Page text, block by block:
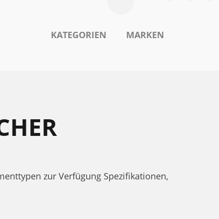
KATEGORIEN MARKEN
zur Verfügung Spezifikationen,